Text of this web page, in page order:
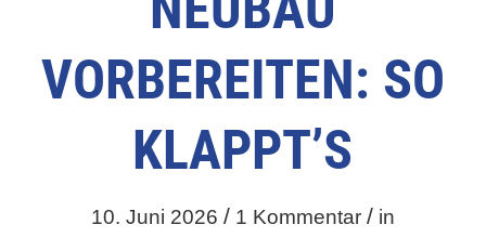
VORBEREITEN: SO
KLAPPT’S
10. Juni 2026 / 1 Kommentar / in